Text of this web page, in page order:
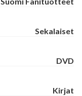
Sekalaiset
DVD
Kirjat